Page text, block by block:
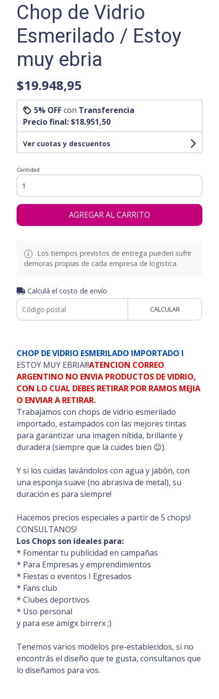
Chop de Vidrio
Esmerilado / Estoy
muy ebria
$19.948,95
5% OFFcon Transferencia
Precio final:$18.951,50
Ver cuotas y descuentos
Cantidad
AGREGAR AL CARRITO
Los tiempos previstos de entrega pueden sufrir
demoras propias de cada empresa de logistica.
Calculá el costo de envío
CALCULAR
CHOP DE VIDRIO ESMERILADO IMPORTADO I
ESTOY MUY EBRIA!!!ATENCION CORREO
ARGENTINO NO ENVIA PRODUCTOS DE VIDRIO,
CON LO CUAL DEBES RETIRAR POR RAMOS MEJIA
O ENVIAR A RETIRAR.
Trabajamos con chops de vidrio esmerilado
importado, estampados con las mejores tintas
para garantizar una imagen nítida, brillante y
duradera (siempre que la cuides bien 😉).
Y si los cuidas lavándolos con agua y jabón, con
una esponja suave (no abrasiva de metal), su
duración es para siempre!
Hacemos precios especiales a partir de 5 chops!
CONSULTANOS!
Los Chops son ideales para:
* Fomentar tu publicidad en campañas
* Para Empresas y emprendimientos
* Fiestas o eventos I Egresados
* Fans club
* Clubes deportivos
* Uso personal
y para ese amigx birrerx ;)
Tenemos varios modelos pre-establecidos, si no
encontrás el diseño que te gusta, consultanos que
lo diseñamos para vos.